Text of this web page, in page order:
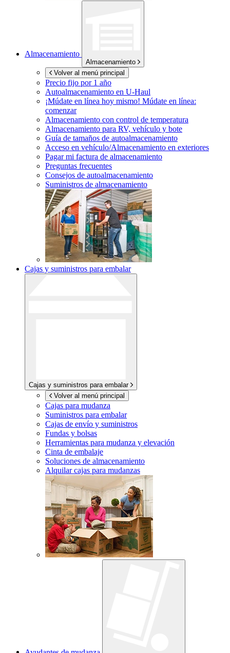
Almacenamiento
Almacenamiento
Volver al menú principal
Precio fijo por 1 año
Autoalmacenamiento en U-Haul
¡Múdate en línea hoy mismo! Múdate en línea:
comenzar
Almacenamiento con control de temperatura
Almacenamiento para RV, vehículo y bote
Guía de tamaños de autoalmacenamiento
Acceso en vehículo/Almacenamiento en exteriores
Pagar mi factura de almacenamiento
Preguntas frecuentes
Consejos de autoalmacenamiento
Suministros de almacenamiento
Cajas y suministros para embalar
Cajas y suministros para embalar
Volver al menú principal
Cajas para mudanza
Suministros para embalar
Cajas de envío y suministros
Fundas y bolsas
Herramientas para mudanza y elevación
Cinta de embalaje
Soluciones de almacenamiento
Alquilar cajas para mudanzas